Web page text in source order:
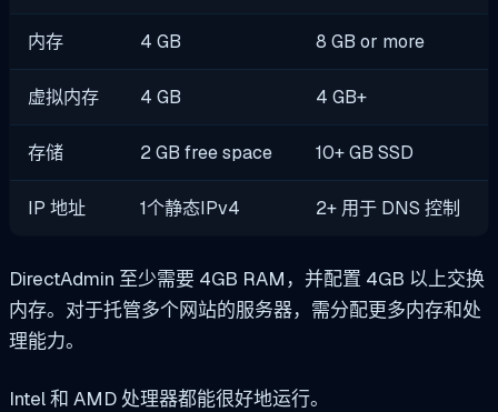
内存 4 GB 8 GB or more
虚拟内存 4 GB 4 GB+
存储 2 GB free space 10+ GB SSD
IP 地址 1个静态IPv4 2+ 用于 DNS 控制
DirectAdmin 至少需要 4GB RAM，并配置 4GB 以上交换
内存。对于托管多个网站的服务器，需分配更多内存和处
理能力。
Intel 和 AMD 处理器都能很好地运行。